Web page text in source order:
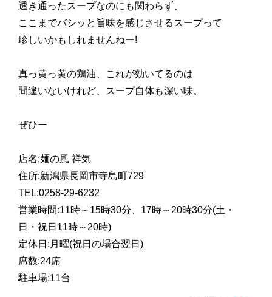
透き通ったスープなのにも関わらず、
ここまでバシッと旨味を感じさせるスープって
珍しいかもしれませんねー!
真っ黄っ黄の鶏油、これが効いてるのは
間違いないけれど、スープ自体も深い味。
ぜひー
店名:麺の風 祥気
住所:新潟県長岡市寺島町729
TEL:0258-29-6232
営業時間:11時～15時30分、17時～20時30分(土・
日・祝日11時～20時)
定休日:月曜(祝日の場合翌日)
席数:24席
駐車場:11台